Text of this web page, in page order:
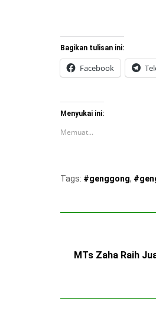
Bagikan tulisan ini:
Facebook
Menyukai ini:
Memuat...
Tags: #genggong,
MTs Zaha Raih